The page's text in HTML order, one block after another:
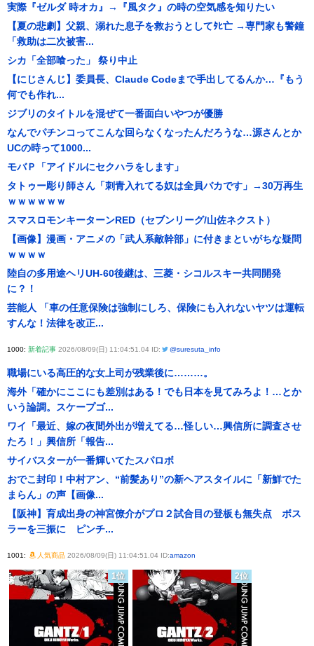
実際『ゼルダ 時オカ』→『風タク』の時の空気感を知りたい
【夏の悲劇】父親、溺れた息子を救おうとしてﾀﾋ亡 →専門家も警鐘
「救助は二次被害...
シカ「全部喰った」 祭り中止
【にじさんじ】委員長、Claude Codeまで手出してるんか…『もう
何でも作れ...
ジブリのタイトルを混ぜて一番面白いやつが優勝
なんでパチンコってこんな回らなくなったんだろうな…源さんとか
UCの時って1000...
モバＰ「アイドルにセクハラをします」
タトゥー彫り師さん「刺青入れてる奴は全員バカです」→30万再生
ｗｗｗｗｗｗ
スマスロモンキーターンRED（セブンリーグ/山佐ネクスト）
【画像】漫画・アニメの「武人系敵幹部」に付きまといがちな疑問
ｗｗｗｗ
陸自の多用途ヘリUH-60後継は、三菱・シコルスキー共同開発
に？！
芸能人 「車の任意保険は強制にしろ、保険にも入れないヤツは運転
すんな！法律を改正...
1000: 新着記事 2026/08/09(日) 11:04:51.04 ID: @suresuta_info
職場にいる高圧的な女上司が残業後に………。
海外「確かにここにも差別はある！でも日本を見てみろよ！…とか
いう論調。スケープゴ...
ワイ「最近、嫁の夜間外出が増えてる…怪しい…興信所に調査させ
たろ！」興信所「報告...
サイバスターが一番輝いてたスパロボ
おでこ封印！中村アン、“前髪あり”の新ヘアスタイルに「新鮮でた
まらん」の声【画像...
【阪神】育成出身の神宮僚介がプロ２試合目の登板も無失点 ボス
ラーを三振に ピンチ...
1001: 人気商品2026/08/09(日) 11:04:51.04 ID:amazon
1位 2位